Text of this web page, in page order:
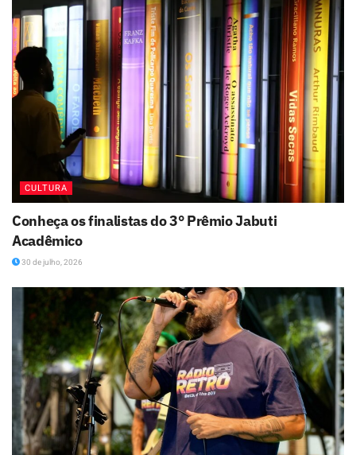
CULTURA
Conheça os finalistas do 3° Prêmio Jabuti
Acadêmico
30 de julho, 2026